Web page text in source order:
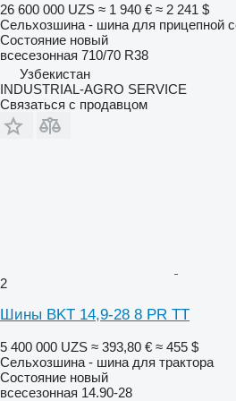
26 600 000 UZS ≈ 1 940 € ≈ 2 241 $
Сельхозшина - шина для прицепной
Состояние новый
всесезонная 710/70 R38
Узбекистан
INDUSTRIAL-AGRO SERVICE
Связаться с продавцом
2
Шины BKT 14,9-28 8 PR TT
5 400 000 UZS ≈ 393,80 € ≈ 455 $
Сельхозшина - шина для трактора
Состояние новый
всесезонная 14.90-28